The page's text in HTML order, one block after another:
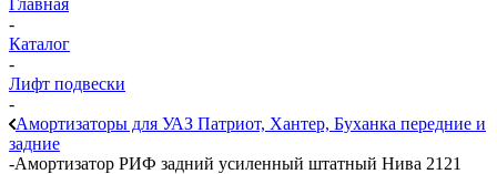
-
Каталог
-
Лифт подвески
-
Амортизаторы для УАЗ Патриот, Хантер, Буханка передние и
задние
-Амортизатор РИФ задний усиленный штатный Нива 2121